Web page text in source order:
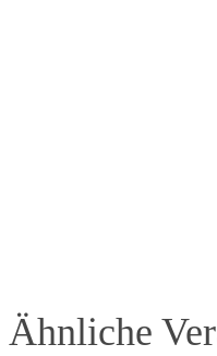
Ähnliche